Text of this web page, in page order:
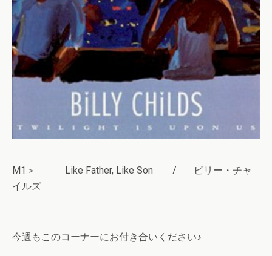
M1＞ Like Father, Like Son / ビリー・チャ
イルズ
今週もこのコーナーにお付き合いください♪